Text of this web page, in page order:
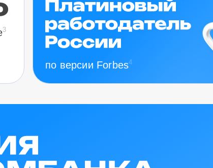
3
по версии Forbes4